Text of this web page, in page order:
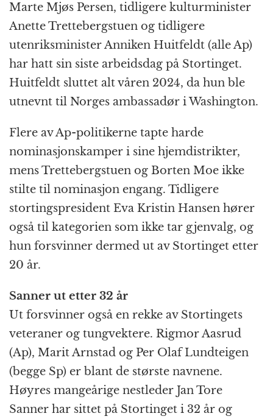
Marte Mjøs Persen, tidligere kulturminister
Anette Trettebergstuen og tidligere
utenriksminister Anniken Huitfeldt (alle Ap)
har hatt sin siste arbeidsdag på Stortinget.
Huitfeldt sluttet alt våren 2024, da hun ble
utnevnt til Norges ambassadør i Washington.
Flere av Ap-politikerne tapte harde
nominasjonskamper i sine hjemdistrikter,
mens Trettebergstuen og Borten Moe ikke
stilte til nominasjon engang. Tidligere
stortingspresident Eva Kristin Hansen hører
også til kategorien som ikke tar gjenvalg, og
hun forsvinner dermed ut av Stortinget etter
20 år.
Sanner ut etter 32 år
Ut forsvinner også en rekke av Stortingets
veteraner og tungvektere. Rigmor Aasrud
(Ap), Marit Arnstad og Per Olaf Lundteigen
(begge Sp) er blant de største navnene.
Høyres mangeårige nestleder Jan Tore
Sanner har sittet på Stortinget i 32 år og